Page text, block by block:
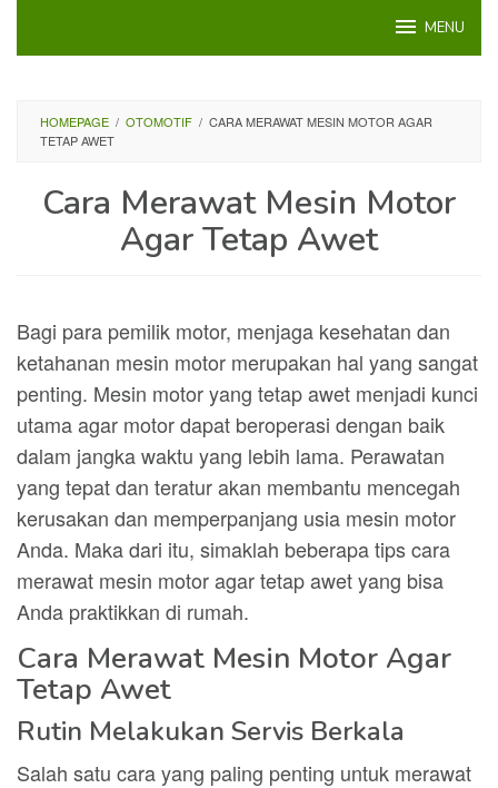
MENU
HOMEPAGE / OTOMOTIF / CARA MERAWAT MESIN MOTOR AGAR
TETAP AWET
Cara Merawat Mesin Motor
Agar Tetap Awet
Bagi para pemilik motor, menjaga kesehatan dan
ketahanan mesin motor merupakan hal yang sangat
penting. Mesin motor yang tetap awet menjadi kunci
utama agar motor dapat beroperasi dengan baik
dalam jangka waktu yang lebih lama. Perawatan
yang tepat dan teratur akan membantu mencegah
kerusakan dan memperpanjang usia mesin motor
Anda. Maka dari itu, simaklah beberapa tips cara
merawat mesin motor agar tetap awet yang bisa
Anda praktikkan di rumah.
Cara Merawat Mesin Motor Agar
Tetap Awet
Rutin Melakukan Servis Berkala
Salah satu cara yang paling penting untuk merawat